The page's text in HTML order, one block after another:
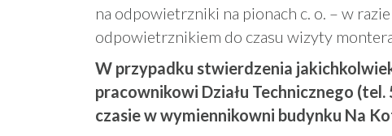
na odpowietrzniki na pionach c. o. – w
odpowietrznikiem do czasu wizyty
W przypadku stwierdzenia
pracownikowi Działu Technicznego
czasie w wymiennikowni budynku Na